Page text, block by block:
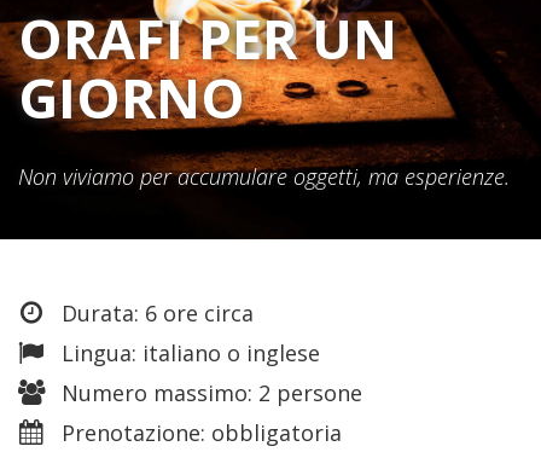
ORAFI PER UN
GIORNO
Non viviamo per accumulare oggetti, ma esperienze.
Durata: 6 ore circa
Lingua: italiano o inglese
Numero massimo: 2 persone
Prenotazione: obbligatoria